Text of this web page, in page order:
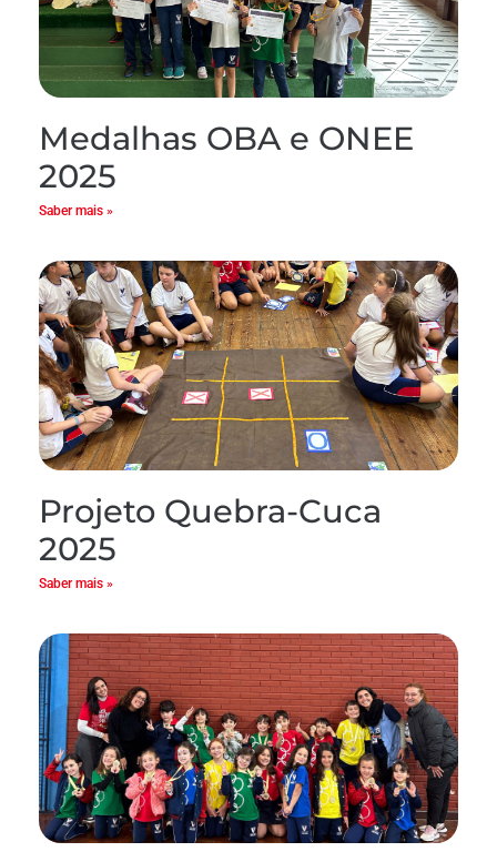
Medalhas OBA e ONEE
2025
Saber mais »
Projeto Quebra-Cuca
2025
Saber mais »